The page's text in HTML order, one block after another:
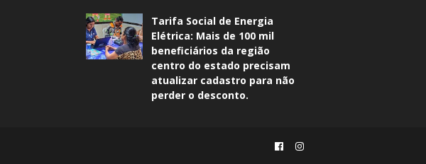
Tarifa Social de Energia
Elétrica: Mais de 100 mil
beneficiários da região
centro do estado precisam
atualizar cadastro para não
perder o desconto.